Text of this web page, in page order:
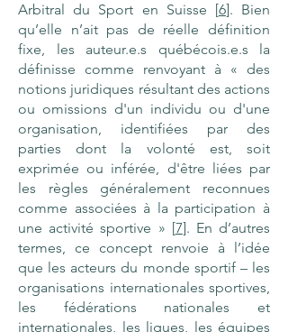
Arbitral du Sport en Suisse [6]. Bien
qu’elle n’ait pas de réelle définition
fixe, les auteur.e.s québécois.e.s la
définisse comme renvoyant à « des
notions juridiques résultant des actions
ou omissions d'un individu ou d'une
organisation, identifiées par des
parties dont la volonté est, soit
exprimée ou inférée, d'être liées par
les règles généralement reconnues
comme associées à la participation à
une activité sportive » [7]. En d’autres
termes, ce concept renvoie à l’idée
que les acteurs du monde sportif – les
organisations internationales sportives,
les fédérations nationales et
internationales, les ligues, les équipes